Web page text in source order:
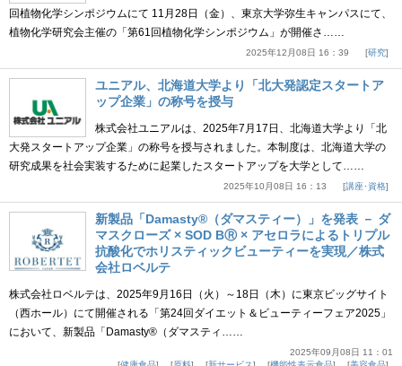
回植物化学シンポジウムにて 11月28日（金）、東京大学弥生キャンパスにて、
植物化学研究会主催の「第61回植物化学シンポジウム」が開催さ……
2025年12月08日 16：39 研究
ユニアル、北海道大学より「北大発認定スタートア
ップ企業」の称号を授与
株式会社ユニアルは、2025年7月17日、北海道大学より「北
大発スタートアップ企業」の称号を授与されました。本制度は、北海道大学の
研究成果を社会実装するために起業したスタートアップを大学として……
2025年10月08日 16：13 講座･資格
新製品「Damasty®（ダマスティー）」を発表 － ダ
マスクローズ × SOD BⓇ × アセロラによるトリプル
抗酸化でホリスティックビューティーを実現／株式
会社ロベルテ
株式会社ロベルテは、2025年9月16日（火）～18日（木）に東京ビッグサイト
（西ホール）にて開催される「第24回ダイエット＆ビューティーフェア2025」
において、新製品「Damasty®（ダマスティ……
2025年09月08日 11：01